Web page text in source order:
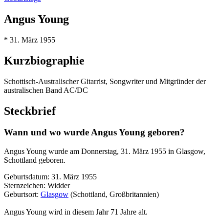
Angus Young
* 31. März 1955
Kurzbiographie
Schottisch-Australischer Gitarrist, Songwriter und Mitgründer der
australischen Band AC/DC
Steckbrief
Wann und wo wurde Angus Young geboren?
Angus Young wurde am Donnerstag, 31. März 1955 in Glasgow,
Schottland geboren.
Geburtsdatum: 31. März 1955
Sternzeichen: Widder
Geburtsort: Glasgow (Schottland, Großbritannien)
Angus Young wird in diesem Jahr 71 Jahre alt.